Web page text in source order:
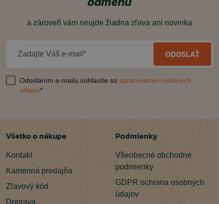
a zároveň vám neujde žiadna zľava ani novinka
Zadajte Váš e-mail* ODOSLAŤ
Odoslaním e-mailu súhlasíte so spracovaním osobných
údajov*
Všetko o nákupe
Kontakt
Kamenná predajňa
Zľavový kód
Doprava
Podmienky
Všeobecné obchodné
podmienky
GDPR ochrana osobných
údajov